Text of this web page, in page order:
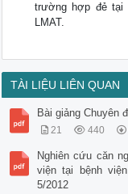
trường hợp đẻ tại
LMAT.
TÀI LIỆU LIÊN QUAN
Bài giảng Chuyên
21 440
Nghiên cứu căn
viện tại bệnh
5/2012